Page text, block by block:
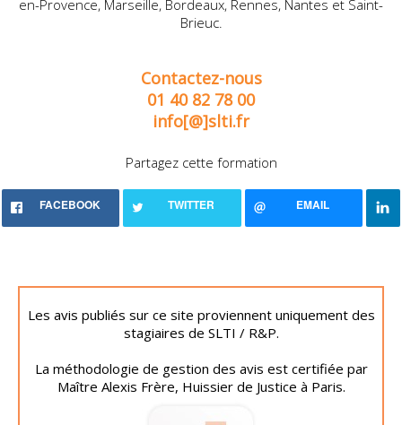
en-Provence, Marseille, Bordeaux, Rennes, Nantes et Saint-
Brieuc.
Contactez-nous
01 40 82 78 00
info[@]slti.fr
Partagez cette formation
FACEBOOK TWITTER EMAIL
Les avis publiés sur ce site proviennent uniquement des
stagiaires de SLTI / R&P.
La méthodologie de gestion des avis est certifiée par
Maître Alexis Frère, Huissier de Justice à Paris.